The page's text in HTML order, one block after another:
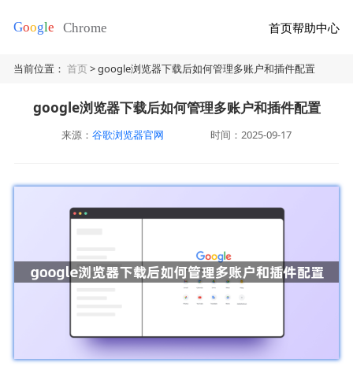
首页帮助中心
当前位置：首页> google浏览器下载后如何管理多账户和插件配置
google浏览器下载后如何管理多账户和插件配置
来源： 谷歌浏览器官网 时间：2025-09-17